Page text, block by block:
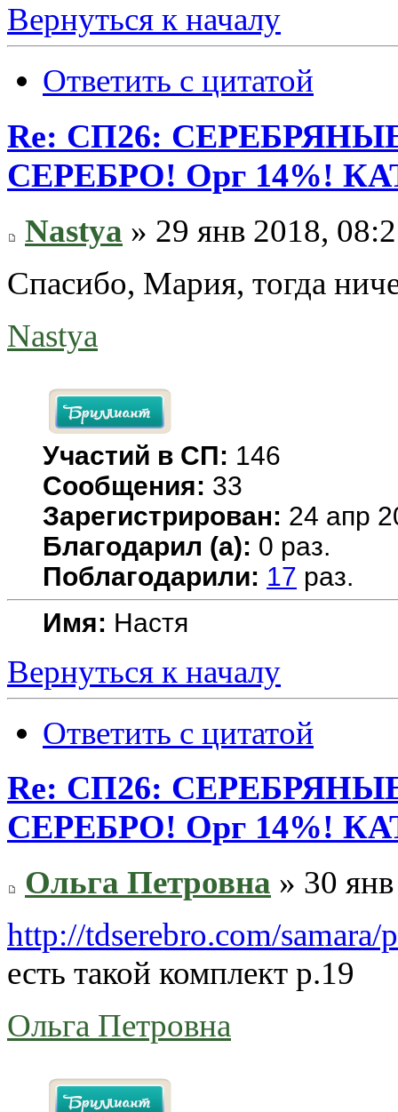
Вернуться к началу
Ответить с цитатой
Re: СП26:
СЕРЕБРО! Орг 14%!
Nastya » 29 янв 2018,
Спасибо, Мария, тогда
Nastya
Участий в СП: 146
Сообщения: 33
Зарегистрирован: 24 апр
Благодарил (а): 0 раз.
Поблагодарили: 17 раз.
Имя: Настя
Вернуться к началу
Ответить с цитатой
Re: СП26:
СЕРЕБРО! Орг 14%!
Ольга Петровна » 30
http://tdserebro.com/samara/
есть такой комплект р.19
Ольга Петровна